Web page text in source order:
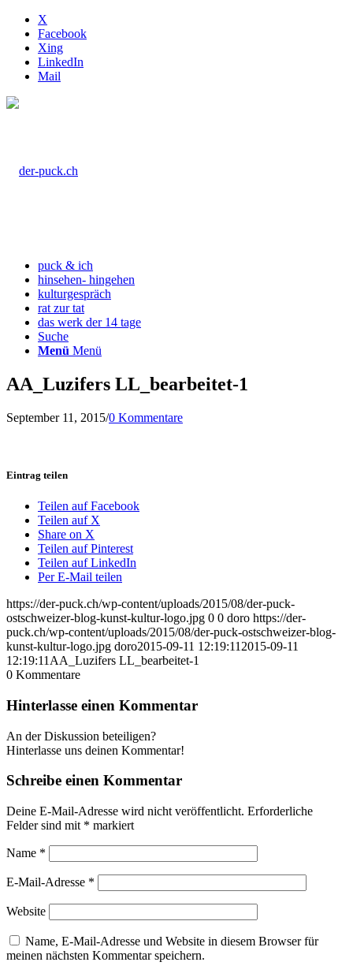
X
Facebook
Xing
LinkedIn
Mail
puck & ich
hinsehen- hingehen
kulturgespräch
rat zur tat
das werk der 14 tage
Suche
Menü Menü
AA_Luzifers LL_bearbeitet-1
September 11, 2015/0 Kommentare
Eintrag teilen
Teilen auf Facebook
Teilen auf X
Share on X
Teilen auf Pinterest
Teilen auf LinkedIn
Per E-Mail teilen
https://der-puck.ch/wp-content/uploads/2015/08/der-puck-
ostschweizer-blog-kunst-kultur-logo.jpg 0 0 doro https://der-
puck.ch/wp-content/uploads/2015/08/der-puck-ostschweizer-blog-
kunst-kultur-logo.jpg doro2015-09-11 12:19:11 2015-09-11
12:19:11 AA_Luzifers LL_bearbeitet-1
0 Kommentare
Hinterlasse einen Kommentar
An der Diskussion beteiligen?
Hinterlasse uns deinen Kommentar!
Schreibe einen Kommentar
Deine E-Mail-Adresse wird nicht veröffentlicht. Erforderliche
Felder sind mit * markiert
Name *
E-Mail-Adresse *
Website
Name, E-Mail-Adresse und Website in diesem Browser für
meinen nächsten Kommentar speichern.